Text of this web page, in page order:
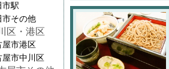
市駅
市その他
区・港区
屋市港区
屋市中川区